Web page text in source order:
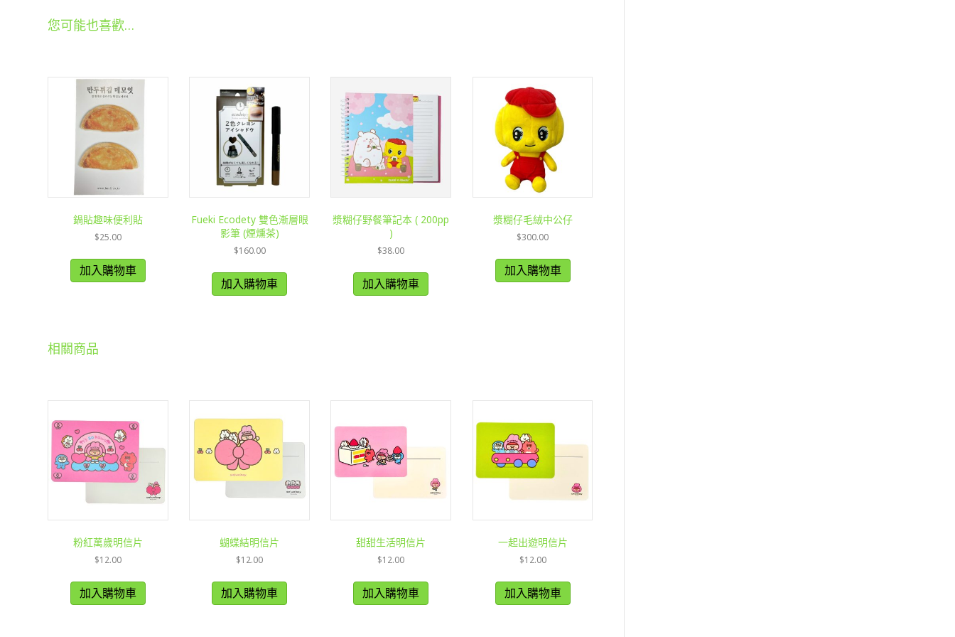
您可能也喜歡…
鍋貼趣味便利貼
$25.00
加入購物車
Fueki Ecodety 雙色漸層眼
影筆 (煙燻茶)
$160.00
加入購物車
漿糊仔野餐筆記本 ( 200pp
)
$38.00
加入購物車
漿糊仔毛絨中公仔
$300.00
加入購物車
相關商品
粉紅萬歲明信片
$12.00
加入購物車
蝴蝶結明信片
$12.00
加入購物車
甜甜生活明信片
$12.00
加入購物車
一起出遊明信片
$12.00
加入購物車